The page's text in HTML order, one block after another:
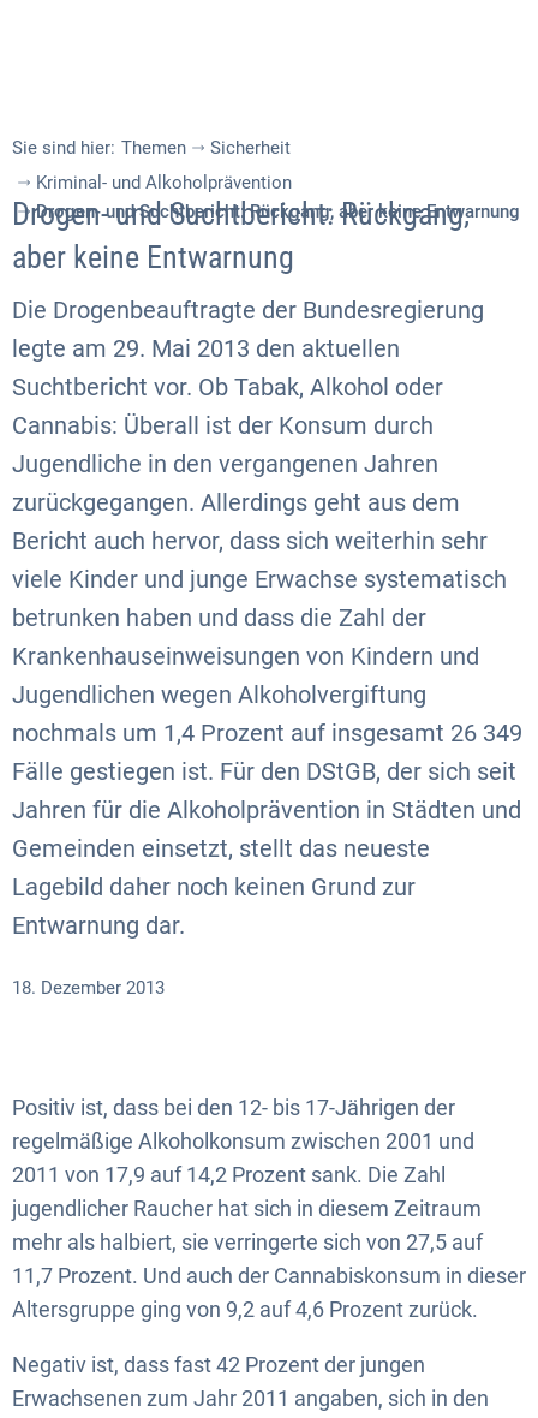
Sie sind hier: Themen
Sicherheit
Kriminal- und Alkoholprävention
Drogen- und Suchtbericht: Rückgang, aber keine Entwarnung
Drogen- und Suchtbericht: Rückgang,
aber keine Entwarnung
Die Drogenbeauftragte der Bundesregierung
legte am 29. Mai 2013 den aktuellen
Suchtbericht vor. Ob Tabak, Alkohol oder
Cannabis: Überall ist der Konsum durch
Jugendliche in den vergangenen Jahren
zurückgegangen. Allerdings geht aus dem
Bericht auch hervor, dass sich weiterhin sehr
viele Kinder und junge Erwachse systematisch
betrunken haben und dass die Zahl der
Krankenhauseinweisungen von Kindern und
Jugendlichen wegen Alkoholvergiftung
nochmals um 1,4 Prozent auf insgesamt 26 349
Fälle gestiegen ist. Für den DStGB, der sich seit
Jahren für die Alkoholprävention in Städten und
Gemeinden einsetzt, stellt das neueste
Lagebild daher noch keinen Grund zur
Entwarnung dar.
18. Dezember 2013
Positiv ist, dass bei den 12- bis 17-Jährigen der
regelmäßige Alkoholkonsum zwischen 2001 und
2011 von 17,9 auf 14,2 Prozent sank. Die Zahl
jugendlicher Raucher hat sich in diesem Zeitraum
mehr als halbiert, sie verringerte sich von 27,5 auf
11,7 Prozent. Und auch der Cannabiskonsum in dieser
Altersgruppe ging von 9,2 auf 4,6 Prozent zurück.
Negativ ist, dass fast 42 Prozent der jungen
Erwachsenen zum Jahr 2011 angaben, sich in den